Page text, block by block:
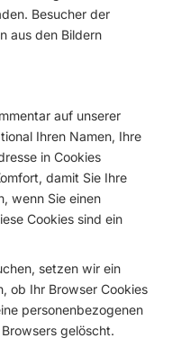
Besucher der
aus den Bildern
auf unserer
Ihren Namen, Ihre
in Cookies
damit Sie Ihre
wenn Sie einen
Cookies sind ein
setzen wir ein
ob Ihr Browser Cookies
personenbezogenen
gelöscht.